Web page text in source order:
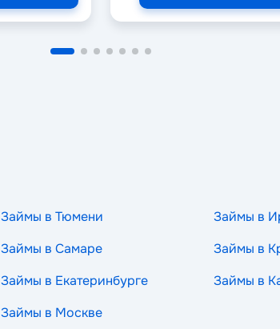
Займы в Тюмени
Займы в
Займы в Самаре
Займы в
Займы в Екатеринбурге
Займы в
Займы в Москве